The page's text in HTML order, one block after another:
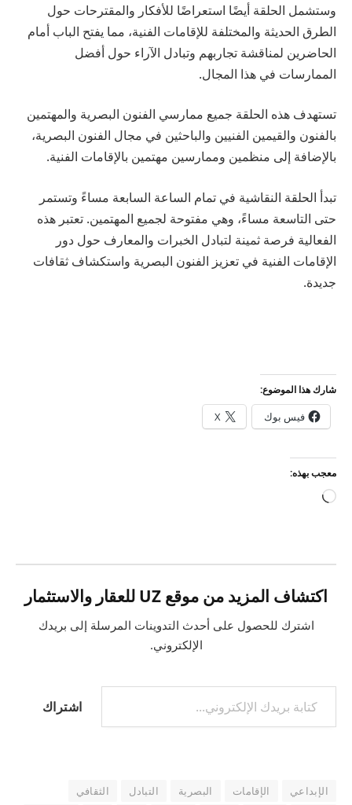
وستشمل الحلقة أيضًا استعراضًا للأفكار والمقترحات حول
الطرق الحديثة والمختلفة للإقامات الفنية، مما يفتح الباب أمام
الحاضرين لمناقشة تجاربهم وتبادل الآراء حول أفضل
الممارسات في هذا المجال.
تستهدف هذه الحلقة جميع ممارسي الفنون البصرية والمهتمين
بالفنون والقيمين الفنيين والباحثين في مجال الفنون البصرية،
بالإضافة إلى منظمين وممارسين مهتمين بالإقامات الفنية.
تبدأ الحلقة النقاشية في تمام الساعة السابعة مساءً وتستمر
حتى التاسعة مساءً، وهي مفتوحة لجميع المهتمين. تعتبر هذه
الفعالية فرصة ثمينة لتبادل الخبرات والمعارف حول دور
الإقامات الفنية في تعزيز الفنون البصرية واستكشاف ثقافات
جديدة.
شارك هذا الموضوع:
فيس بوك X
معجب بهذه:
جاري
اكتشاف المزيد من موقع UZ للعقار والاستثمار
اشترك للحصول على أحدث التدوينات المرسلة إلى بريدك
الإلكتروني.
كتابة بريدك الإلكتروني...
اشتراك
الإبداعي الإقامات البصرية التبادل
الثقافي